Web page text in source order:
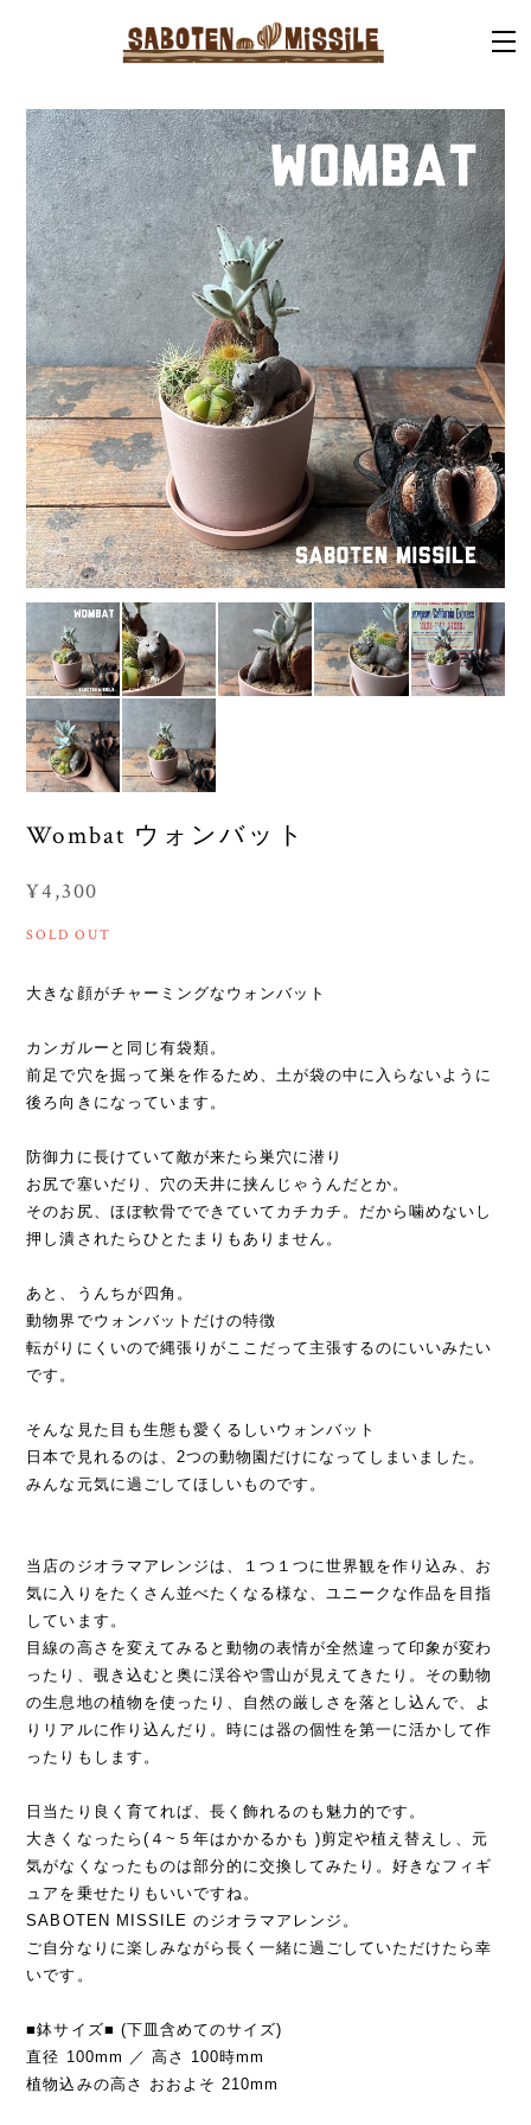
Wombat ウォンバット
¥4,300
SOLD OUT
大きな顔がチャーミングなウォンバット
カンガルーと同じ有袋類。
前足で穴を掘って巣を作るため、土が袋の中に入らないように
後ろ向きになっています。
防御力に長けていて敵が来たら巣穴に潜り
お尻で塞いだり、穴の天井に挟んじゃうんだとか。
そのお尻、ほぼ軟骨でできていてカチカチ。だから噛めないし
押し潰されたらひとたまりもありません。
あと、うんちが四角。
動物界でウォンバットだけの特徴
転がりにくいので縄張りがここだって主張するのにいいみたい
です。
そんな見た目も生態も愛くるしいウォンバット
日本で見れるのは、2つの動物園だけになってしまいました。
みんな元気に過ごしてほしいものです。
当店のジオラマアレンジは、１つ１つに世界観を作り込み、お
気に入りをたくさん並べたくなる様な、ユニークな作品を目指
しています。
目線の高さを変えてみると動物の表情が全然違って印象が変わ
ったり、覗き込むと奥に渓谷や雪山が見えてきたり。その動物
の生息地の植物を使ったり、自然の厳しさを落とし込んで、よ
りリアルに作り込んだり。時には器の個性を第一に活かして作
ったりもします。
日当たり良く育てれば、長く飾れるのも魅力的です。
大きくなったら(４~５年はかかるかも )剪定や植え替えし、元
気がなくなったものは部分的に交換してみたり。好きなフィギ
ュアを乗せたりもいいですね。
SABOTEN MISSILE のジオラマアレンジ。
ご自分なりに楽しみながら長く一緒に過ごしていただけたら幸
いです。
■鉢サイズ■ (下皿含めてのサイズ)
直径 100mm ／ 高さ 100時mm
植物込みの高さ おおよそ 210mm